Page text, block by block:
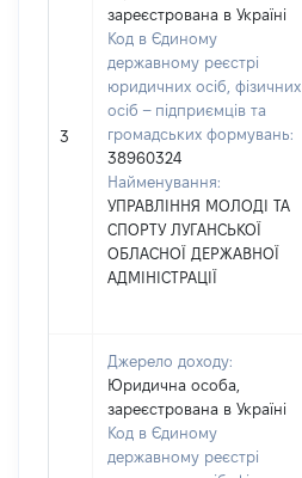
3
зареєстрована в Україні
Код в Єдиному
державному реєстрі
юридичних осіб, фізичних
осіб – підприємців та
громадських формувань:
38960324
Найменування:
УПРАВЛІННЯ МОЛОДІ ТА
СПОРТУ ЛУГАНСЬКОЇ
ОБЛАСНОЇ ДЕРЖАВНОЇ
АДМІНІСТРАЦІЇ
Джерело доходу:
Юридична особа,
зареєстрована в Україні
Код в Єдиному
державному реєстрі